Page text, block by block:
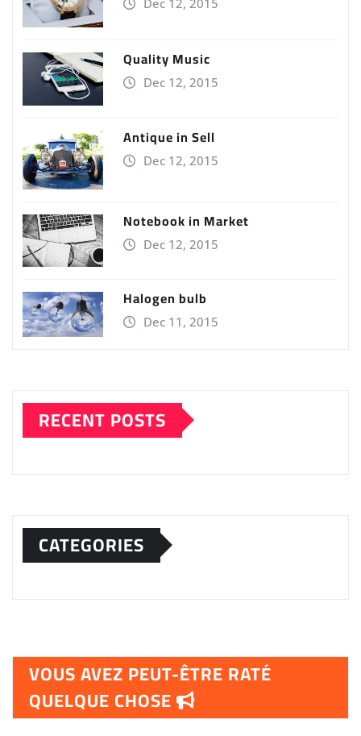
Dec 12, 2015
Quality Music
Dec 12, 2015
Antique in Sell
Dec 12, 2015
Notebook in Market
Dec 12, 2015
Halogen bulb
Dec 11, 2015
RECENT POSTS
CATEGORIES
VOUS AVEZ PEUT-ÊTRE RATÉ
QUELQUE CHOSE